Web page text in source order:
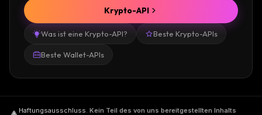
Was ist eine Krypto-API? Beste Krypto-APIs
Beste Wallet-APIs
Krypto-API
Haftungsausschluss. Kein Teil des von uns bereitgestellten Inhalts